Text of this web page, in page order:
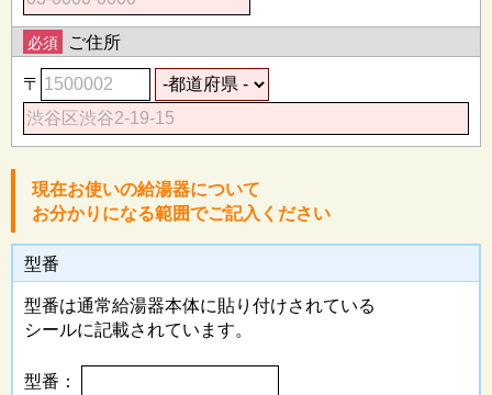
必須 ご住所
〒
現在お使いの給湯器について
お分かりになる範囲でご記入ください
型番
型番は通常給湯器本体に貼り付けされている
シールに記載されています。
型番：